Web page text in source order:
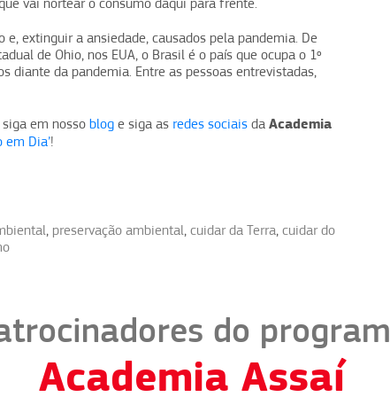
vai nortear o consumo daqui para frente.
extinguir a ansiedade, causados pela pandemia. De
de Ohio, nos EUA, o Brasil é o país que ocupa o 1º
diante da pandemia. Entre as pessoas entrevistadas,
siga em nosso blog e siga as redes sociais da Academia
em Dia’!
, preservação ambiental, cuidar da Terra, cuidar do
do
Academia Assaí